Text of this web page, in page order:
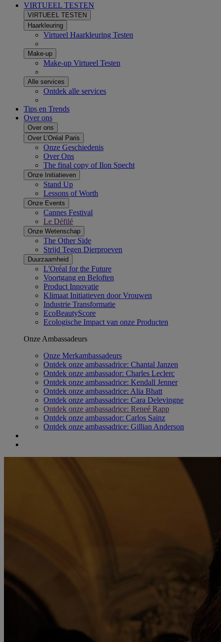
VIRTUEEL TESTEN
VIRTUEEL TESTEN
Haarkleuring
Virtueel Haarkleuring Testen
Make-up
Make-up Virtueel Testen
Alle services
Ontdek alle services
Tips en Trends
Over ons
Over ons
Over L’Oréal Paris
Onze Geschiedenis
Over Ons
The final copy of Ilon Specht
Onze Initiatieven
Stand Up
Lessons of Worth
Onze Events
Cannes Festival
Le Défilé
Onze Wetenschap​
The Other Side
Strijd Tegen Dierproeven
Duurzaamheid
L'Oréal for the Future
Voortgang en Beloften
Product Innovatie
Klimaat Initiatieven door Vrouwen
Industrie Transformatie
EcoBeautyScore
Ecologische Impact van onze Producten
Onze Ambassadeurs
Onze Merkambassadeurs
Ontdek onze ambassadrice: Chantal Janzen
Ontdek onze ambassador: Charles Leclerc
Ontdek onze ambassadrice: Kendall Jenner
Ontdek onze ambassadrice: Alia Bhatt
Ontdek onze ambassadrice: Cara Delevingne
Ontdek onze ambassadrice: Reneé Rapp
Ontdek onze ambassador: Carlos Sainz
Ontdek onze ambassadrice: Gillian Anderson